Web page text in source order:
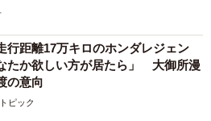
行距離17万キロのホンダレジェン
たか欲しい方が居たら」 大御所漫
の意向
ピック